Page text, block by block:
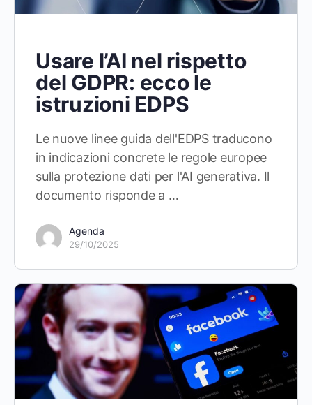
Usare l’AI nel rispetto
del GDPR: ecco le
istruzioni EDPS
Le nuove linee guida dell'EDPS traducono
in indicazioni concrete le regole europee
sulla protezione dati per l'AI generativa. Il
documento risponde a …
Agenda
29/10/2025